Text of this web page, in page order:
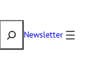
SuchenNewsletter